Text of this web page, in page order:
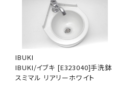
IBUKI
IBUKI/イブキ [E323040]手洗鉢
スミマル リアリーホワイト